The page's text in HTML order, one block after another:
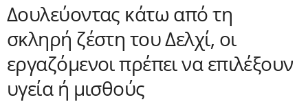
Δουλεύοντας κάτω από τη
σκληρή ζέστη του Δελχί, οι
εργαζόμενοι πρέπει να επιλέξουν
υγεία ή μισθούς